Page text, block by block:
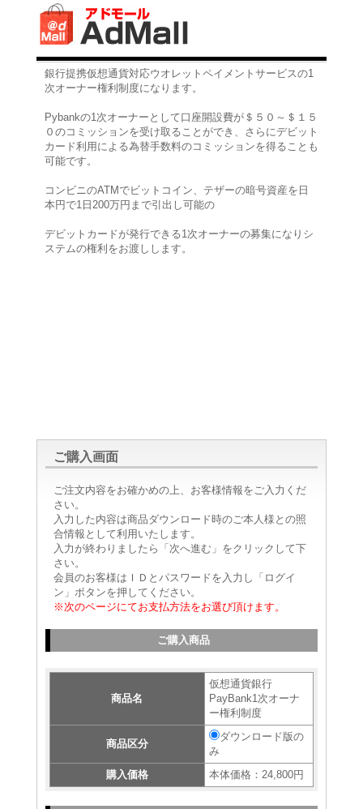
銀行提携仮想通貨対応ウオレットペイメントサービスの1
次オーナー権利制度になります。
Pybankの1次オーナーとして口座開設費が＄５０～＄１５
０のコミッションを受け取ることができ、さらにデビット
カード利用による為替手数料のコミッションを得ることも
可能です。
コンビニのATMでビットコイン、テザーの暗号資産を日
本円で1日200万円まで引出し可能の
デビットカードが発行できる1次オーナーの募集になりシ
ステムの権利をお渡しします。
ご購入画面
ご注文内容をお確かめの上、お客様情報をご入力くだ
さい。
入力した内容は商品ダウンロード時のご本人様との照
合情報として利用いたします。
入力が終わりましたら「次へ進む」をクリックして下
さい。
会員のお客様はＩＤとパスワードを入力し「ログイ
ン」ボタンを押してください。
※次のページにてお支払方法をお選び頂けます。
ご購入商品
商品名
仮想通貨銀行
PayBank1次オーナ
ー権利制度
商品区分
ダウンロード版の
み
購入価格
本体価格：24,800円